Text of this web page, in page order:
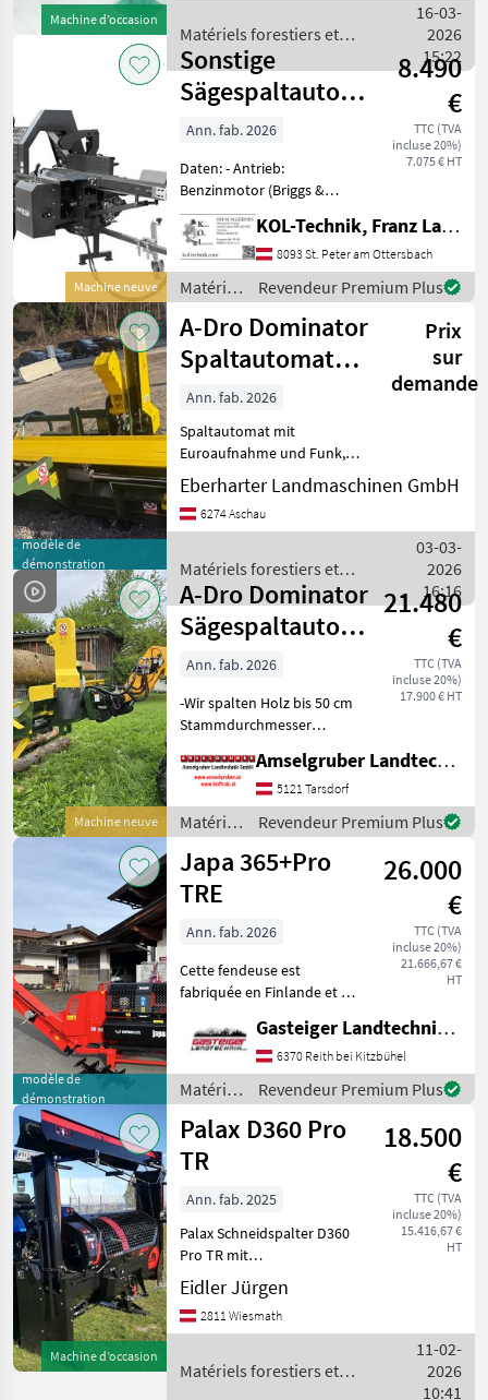
Machine d’occasion
entwickelt wurde. Mit einer
be
Matériels forestiers et
matériels pour le travail du
bois / Posch
16-03-
2026
15:22
Machine neuve
Sonstige
Sägespaltautomat
Nero
8.490
€
TTC (TVA
incluse 20%)
7.075 € HT
Ann. fab. 2026
Daten: - Antrieb:
Benzinmotor (Briggs &
Stratton) - Leistung: 13, 5
PS, 420 cm³, 2500 U/min -
Tankvolumen: 6, 6 l Benzin -
Spaltkraft: 20 t - Spaltlänge
max.: 61
KOL-Technik, Franz Lampl-Küssner
8093 St. Peter am Ottersbach
Matériels
forestiers
et
matériels
pour le
travail
Sonstige
Revendeur Premium Plus
modèle de
démonstration
A-Dro Dominator
Spaltautomat
Euroaufnahme
Prix
sur
demande
Ann. fab. 2026
Spaltautomat mit
Euroaufnahme und Funk,
für Stammdurchmesser bis
50cm, ab 60ltr
Hydraulikleistung
Einsatzgewicht, Spaltkreuz
Eberharter Landmaschinen GmbH
6274 Aschau
Matériels forestiers et
matériels pour le travail du
bois / A-Dro Dominator
03-03-
2026
16:16
Machine neuve
A-Dro Dominator
Sägespaltautomat
hydr AKTION
21.480
€
TTC (TVA
incluse 20%)
17.900 € HT
Ann. fab. 2026
-Wir spalten Holz bis 50 cm
Stammdurchmesser
Lange Stämme können
problemlos gespalten
werden. (Standard) -
Hydraulische
Höhenverstellung
Amselgruber Landtechnik GmbH
5121 Tarsdorf
Matériels
forestiers
et
matériels
pour le
travail
A-Dro
Dominator
Revendeur Premium Plus
modèle de
démonstration
Japa 365+Pro
TRE
26.000
€
TTC (TVA
incluse 20%)
21.666,67 €
HT
Ann. fab. 2026
Cette fendeuse est
fabriquée en Finlande et est
exceptionnelle. Sa
particularité réside dans sa
lame en bois lamellé qui
produit systématiquement
des b
Gasteiger Landtechnik GmbH
6370 Reith bei Kitzbühel
Matériels
forestiers
et
matériels
pour le
travail
Japa
Revendeur Premium Plus
Machine d’occasion
Palax D360 Pro
TR
18.500
€
TTC (TVA
incluse 20%)
15.416,67 €
HT
Ann. fab. 2025
Palax Schneidspalter D360
Pro TR mit
Zapfwellenantrieb,
Stammdurchmesser
360mm, Schneidgarnitur
Spaltlänge 25-55cm,
Eidler Jürgen
2811 Wiesmath
Matériels forestiers et
11-02-
2026
10:41